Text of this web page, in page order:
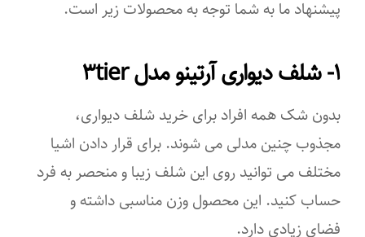
پیشنهاد ما به شما توجه به محصولات زیر است.
۱- شلف دیواری آرتینو مدل ۳tier
بدون شک همه افراد برای خرید شلف دیواری،
مجذوب چنین مدلی می شوند. برای قرار دادن اشیا
مختلف می توانید روی این شلف زیبا و منحصر به فرد
حساب کنید. این محصول وزن مناسبی داشته و
فضای زیادی دارد.